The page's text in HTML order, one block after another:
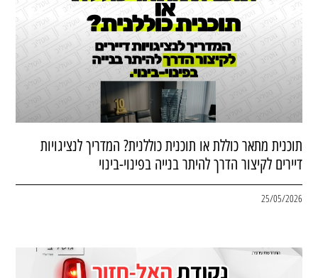
תוכנית מתאר כוללת או תוכנית כוללנית? המדריך לנציגויות
דיירים לקיצור הדרך להיתר בנייה בפינוי-בינוי
25/05/2026